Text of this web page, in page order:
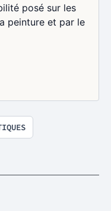
posé sur les
peinture et par le